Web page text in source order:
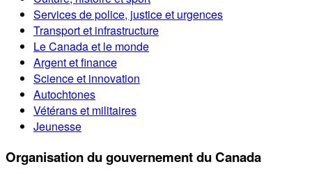
Services de police, justice et urgences
Transport et infrastructure
Le Canada et le monde
Argent et finance
Science et innovation
Autochtones
Vétérans et militaires
Jeunesse
Organisation du gouvernement du Canada